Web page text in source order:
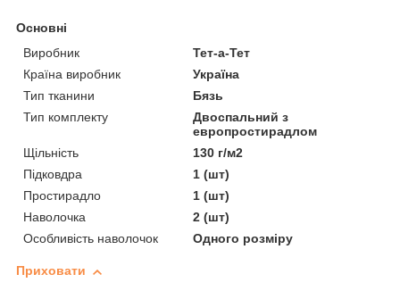
Основні
Виробник
Тет-а-Тет
Країна виробник
Україна
Тип тканини
Бязь
Тип комплекту
Двоспальний з
европростирадлом
Щільність
130 г/м2
Підковдра
1 (шт)
Простирадло
1 (шт)
Наволочка
2 (шт)
Особливість наволочок
Одного розміру
Приховати